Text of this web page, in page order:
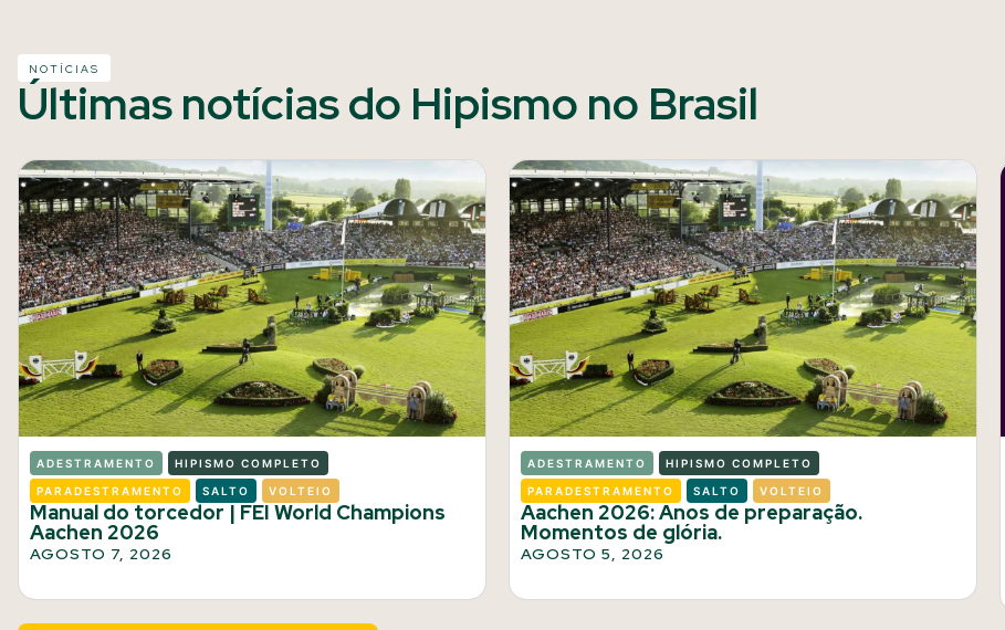
NOTÍCIAS
Últimas notícias do Hipismo no Brasil
ADESTRAMENTO HIPISMO COMPLETO
PARADESTRAMENTO SALTO VOLTEIO
Manual do torcedor | FEI World Champions
Aachen 2026
AGOSTO 7, 2026
ADESTRAMENTO HIPISMO COMPLETO
PARADESTRAMENTO SALTO VOLTEIO
Aachen 2026: Anos de preparação.
Momentos de glória.
AGOSTO 5, 2026